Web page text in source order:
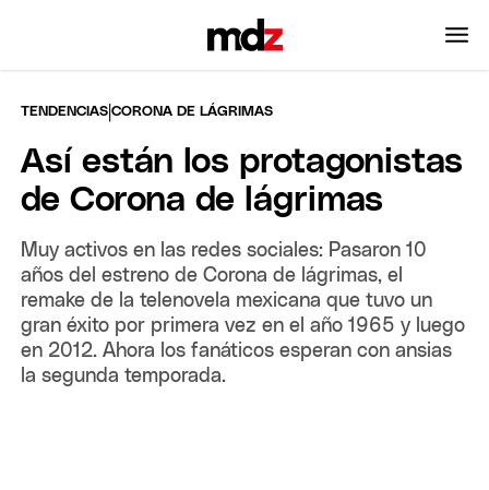
TENDENCIAS |CORONA DE LÁGRIMAS
Así están los protagonistas
de Corona de lágrimas
Muy activos en las redes sociales: Pasaron 10
años del estreno de Corona de lágrimas, el
remake de la telenovela mexicana que tuvo un
gran éxito por primera vez en el año 1965 y luego
en 2012. Ahora los fanáticos esperan con ansias
la segunda temporada.